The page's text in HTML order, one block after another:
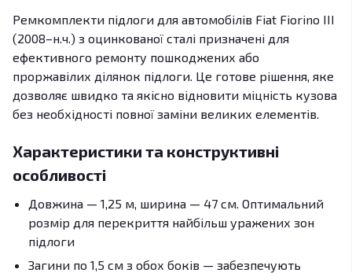
Ремкомплекти підлоги для автомобілів Fiat Fiorino III
(2008–н.ч.) з оцинкованої сталі призначені для
ефективного ремонту пошкоджених або
проржавілих ділянок підлоги. Це готове рішення, яке
дозволяє швидко та якісно відновити міцність кузова
без необхідності повної заміни великих елементів.
Характеристики та конструктивні
особливості
Довжина — 1,25 м, ширина — 47 см. Оптимальний
розмір для перекриття найбільш уражених зон
підлоги
Загини по 1,5 см з обох боків — забезпечують